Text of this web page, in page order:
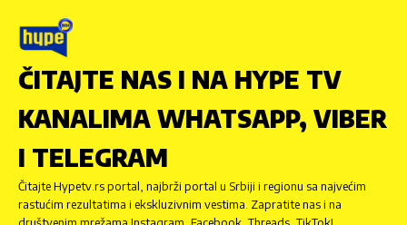
ČITAJTE NAS I NA HYPE TV
KANALIMA WHATSAPP, VIBER
I TELEGRAM
Čitajte Hypetv.rs portal, najbrži portal u Srbiji i regionu sa najvećim
rastućim rezultatima i ekskluzivnim vestima. Zapratite nas i na